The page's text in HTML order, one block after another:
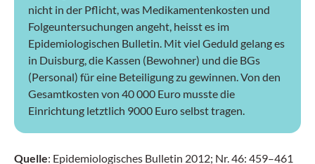
nicht in der Pflicht, was Medikamentenkosten und
Folgeuntersuchungen angeht, heisst es im
Epidemiologischen Bulletin. Mit viel Geduld gelang es
in Duisburg, die Kassen (Bewohner) und die BGs
(Personal) für eine Beteiligung zu gewinnen. Von den
Gesamtkosten von 40 000 Euro musste die
Einrichtung letztlich 9000 Euro selbst tragen.
Quelle: Epidemiologisches Bulletin 2012; Nr. 46: 459–461